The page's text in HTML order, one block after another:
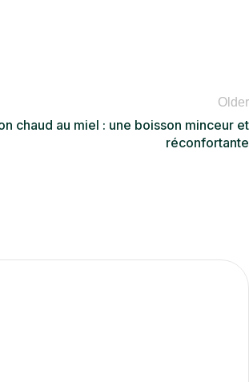
Older
chaud au miel : une boisson minceur et
réconfortante